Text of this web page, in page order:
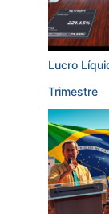
Lucro
Trimestre